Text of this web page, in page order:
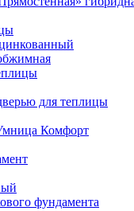
для теплицы
Комфорт
фундамента